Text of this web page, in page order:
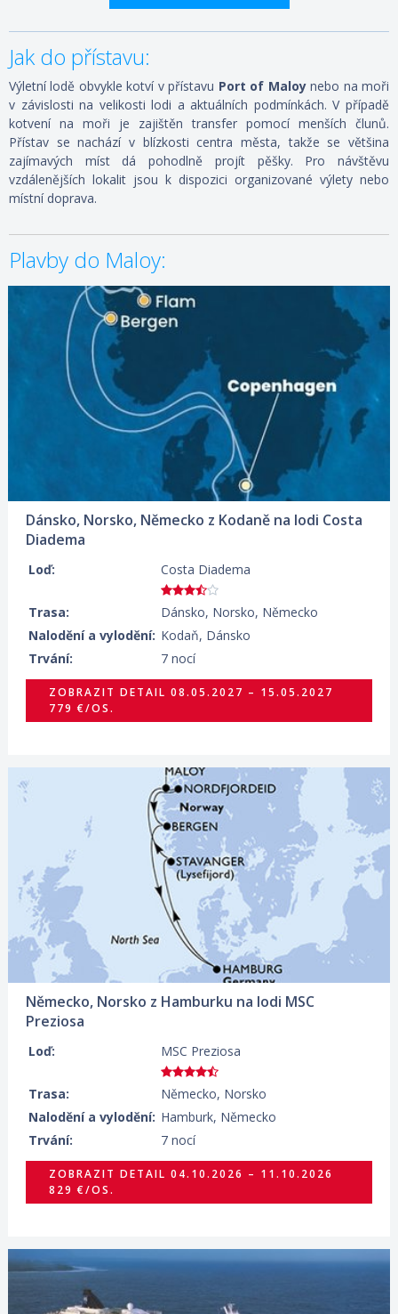
Jak do přístavu:
Výletní lodě obvykle kotví v přístavu Port of Maloynebo na moři
v závislosti na velikosti lodi a aktuálních podmínkách. V případě
kotvení na moři je zajištěn transfer pomocí menších člunů.
Přístav se nachází v blízkosti centra města, takže se většina
zajímavých míst dá pohodlně projít pěšky. Pro návštěvu
vzdálenějších lokalit jsou k dispozici organizované výlety nebo
místní doprava.
Plavby do Maloy:
Dánsko, Norsko, Německo z Kodaně na lodi Costa
Diadema
Loď: Costa Diadema
Trasa:
Dánsko, Norsko, Německo
Nalodění a vylodění: Kodaň, Dánsko
Trvání:
7 nocí
ZOBRAZIT DETAIL
08.05.2027 – 15.05.2027
ZOBRAZIT DETAIL 08.05.2027 – 15.05.2027
779 €/OS.
Německo, Norsko z Hamburku na lodi MSC
Preziosa
Loď: MSC Preziosa
Trasa:
Německo, Norsko
Nalodění a vylodění: Hamburk, Německo
Trvání:
7 nocí
ZOBRAZIT DETAIL
04.10.2026 – 11.10.2026
829 €/OS.
ZOBRAZIT DETAIL 04.10.2026 – 11.10.2026
829 €/OS.